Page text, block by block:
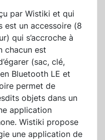
par Wistiki et qui
est un accessoire (8
qui s’accroche à
chacun est
(sac, clé,
Bluetooth LE et
permet de
objets dans un
application
Wistiki propose
une application de